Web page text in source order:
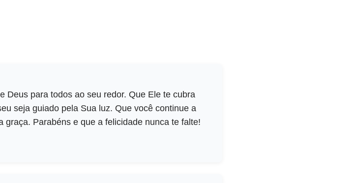
Deus para todos ao seu redor. Que Ele te cubra
seja guiado pela Sua luz. Que você continue a
Parabéns e que a felicidade nunca te falte!